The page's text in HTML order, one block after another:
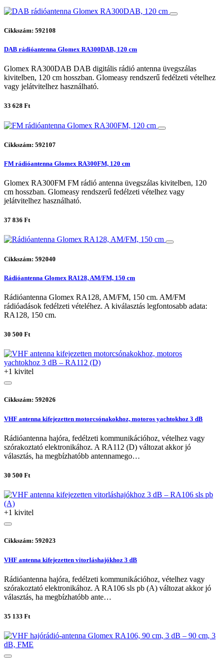
Cikkszám: 592108
DAB rádióantenna Glomex RA300DAB, 120 cm
Glomex RA300DAB DAB digitális rádió antenna üvegszálas
kivitelben, 120 cm hosszban. Glomeasy rendszerű fedélzeti vételhez
vagy jelátvitelhez használható.
33 628 Ft
Cikkszám: 592107
FM rádióantenna Glomex RA300FM, 120 cm
Glomex RA300FM FM rádió antenna üvegszálas kivitelben, 120
cm hosszban. Glomeasy rendszerű fedélzeti vételhez vagy
jelátvitelhez használható.
37 836 Ft
Cikkszám: 592040
Rádióantenna Glomex RA128, AM/FM, 150 cm
Rádióantenna Glomex RA128, AM/FM, 150 cm. AM/FM
rádióadások fedélzeti vételéhez. A kiválasztás legfontosabb adata:
RA128, 150 cm.
30 500 Ft
+1 kivitel
Cikkszám: 592026
VHF antenna kifejezetten motorcsónakokhoz, motoros yachtokhoz 3 dB
Rádióantenna hajóra, fedélzeti kommunikációhoz, vételhez vagy
szórakoztató elektronikához. A RA112 (D) változat akkor jó
választás, ha megbízhatóbb antennamego…
30 500 Ft
+1 kivitel
Cikkszám: 592023
VHF antenna kifejezetten vitorláshajókhoz 3 dB
Rádióantenna hajóra, fedélzeti kommunikációhoz, vételhez vagy
szórakoztató elektronikához. A RA106 sls pb (A) változat akkor jó
választás, ha megbízhatóbb ante…
35 133 Ft